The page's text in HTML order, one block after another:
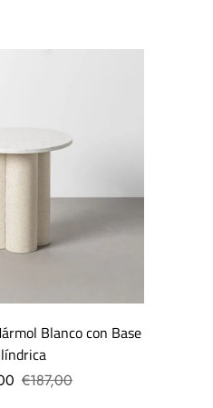
Blanco con Base
€187,00